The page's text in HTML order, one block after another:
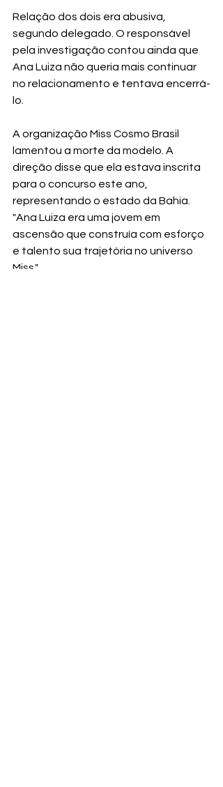
Relação dos dois era abusiva,
segundo delegado. O responsável
pela investigação contou ainda que
Ana Luiza não queria mais continuar
no relacionamento e tentava encerrá-
lo.
A organização Miss Cosmo Brasil
lamentou a morte da modelo. A
direção disse que ela estava inscrita
para o concurso este ano,
representando o estado da Bahia.
"Ana Luiza era uma jovem em
ascensão que construía com esforço
e talento sua trajetória no universo
Miss."